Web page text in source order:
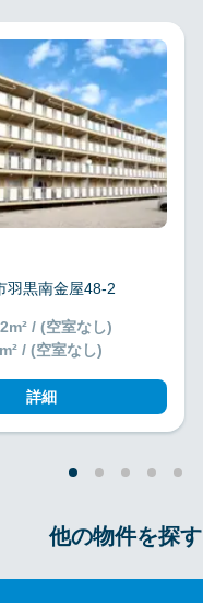
羽黒南金屋48-2
/ (空室なし)
/ (空室なし)
詳細
他の物件を探す